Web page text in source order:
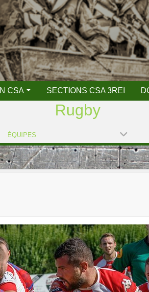
CSA SECTIONS CSA 3REI
Rugby
ÉQUIPES